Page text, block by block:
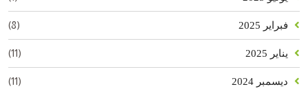
فبراير 2025 (8)
يناير 2025 (11)
ديسمبر 2024 (11)